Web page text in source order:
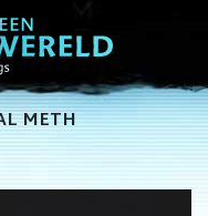
METH